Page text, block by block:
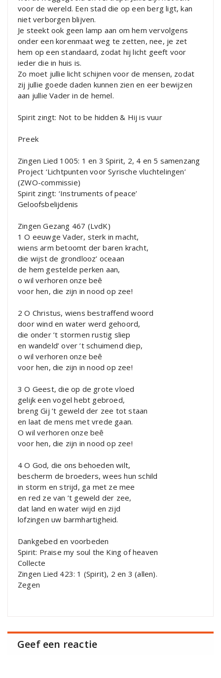
voor de wereld. Een stad die op een berg ligt, kan
niet verborgen blijven.
Je steekt ook geen lamp aan om hem vervolgens
onder een korenmaat weg te zetten, nee, je zet
hem op een standaard, zodat hij licht geeft voor
ieder die in huis is.
Zo moet jullie licht schijnen voor de mensen, zodat
zij jullie goede daden kunnen zien en eer bewijzen
aan jullie Vader in de hemel.
Spirit zingt: Not to be hidden & Hij is vuur
Preek
Zingen Lied 1005: 1 en 3 Spirit, 2, 4 en 5 samenzang
Project ‘Lichtpunten voor Syrische vluchtelingen’
(ZWO-commissie)
Spirit zingt: ‘Instruments of peace’
Geloofsbelijdenis
Zingen Gezang 467 (LvdK)
1 O eeuwge Vader, sterk in macht,
wiens arm betoomt der baren kracht,
die wijst de grondlooz’ oceaan
de hem gestelde perken aan,
o wil verhoren onze beê
voor hen, die zijn in nood op zee!
2 O Christus, wiens bestraffend woord
door wind en water werd gehoord,
die onder ’t stormen rustig sliep
en wandeld’ over ’t schuimend diep,
o wil verhoren onze beê
voor hen, die zijn in nood op zee!
3 O Geest, die op de grote vloed
gelijk een vogel hebt gebroed,
breng Gij ’t geweld der zee tot staan
en laat de mens met vrede gaan.
O wil verhoren onze beê
voor hen, die zijn in nood op zee!
4 O God, die ons behoeden wilt,
bescherm de broeders, wees hun schild
in storm en strijd, ga met ze mee
en red ze van ’t geweld der zee,
dat land en water wijd en zijd
lofzingen uw barmhartigheid.
Dankgebed en voorbeden
Spirit: Praise my soul the King of heaven
Collecte
Zingen Lied 423: 1 (Spirit), 2 en 3 (allen).
Zegen
Geef een reactie